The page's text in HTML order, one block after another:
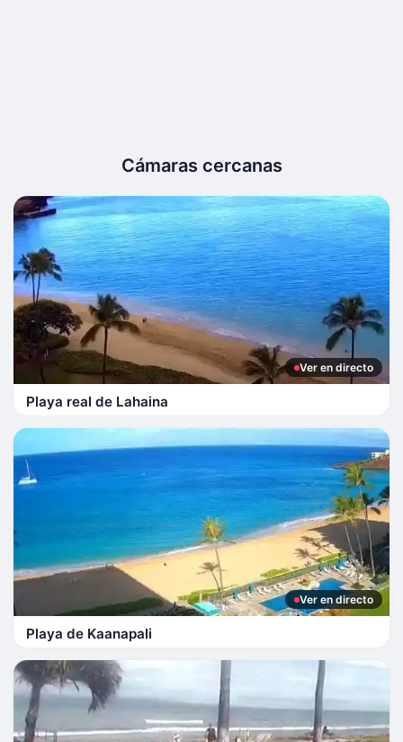
Cámaras cercanas
Ver en directo
Playa real de Lahaina
Ver en directo
Playa de Kaanapali